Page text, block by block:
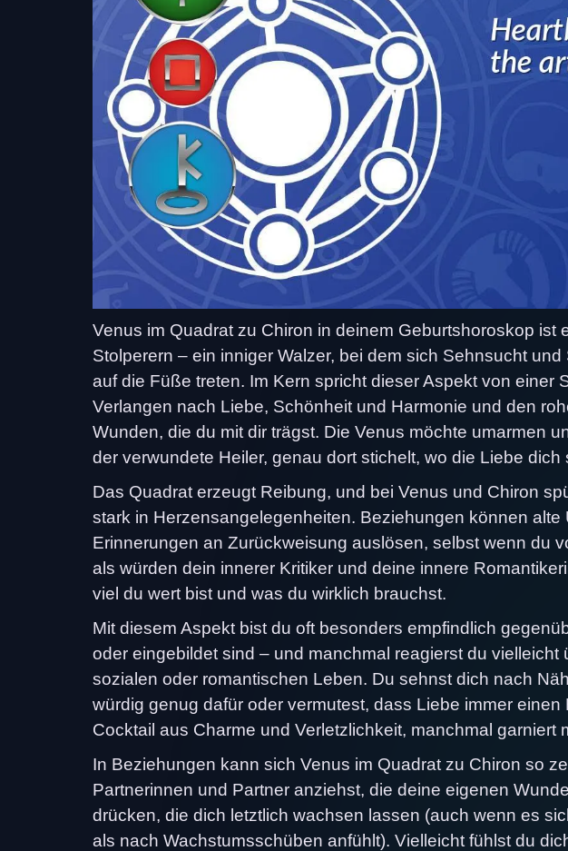
Venus im Quadrat zu Chiron in deinem Geburtshoroskop ist
Stolperern – ein inniger Walzer, bei dem sich Sehnsucht
auf die Füße treten. Im Kern spricht dieser Aspekt von einer
Verlangen nach Liebe, Schönheit und Harmonie und den
Wunden, die du mit dir trägst. Die Venus möchte umarmen
der verwundete Heiler, genau dort stichelt, wo die Liebe
Das Quadrat erzeugt Reibung, und bei Venus und Chiron
stark in Herzensangelegenheiten. Beziehungen können
Erinnerungen an Zurückweisung auslösen, selbst wenn du
als würden dein innerer Kritiker und deine innere
viel du wert bist und was du wirklich brauchst.
Mit diesem Aspekt bist du oft besonders empfindlich
oder eingebildet sind – und manchmal reagierst du
sozialen oder romantischen Leben. Du sehnst dich nach
würdig genug dafür oder vermutest, dass Liebe immer
Cocktail aus Charme und Verletzlichkeit, manchmal garniert
In Beziehungen kann sich Venus im Quadrat zu Chiron so
Partnerinnen und Partner anziehst, die deine eigenen
drücken, die dich letztlich wachsen lassen (auch wenn es
als nach Wachstumsschüben anfühlt). Vielleicht fühlst du